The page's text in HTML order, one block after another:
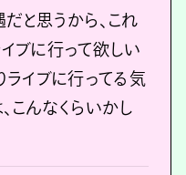
と思うから、これ
ブに行って欲しい
ライブに行ってる気
こんなくらいかし